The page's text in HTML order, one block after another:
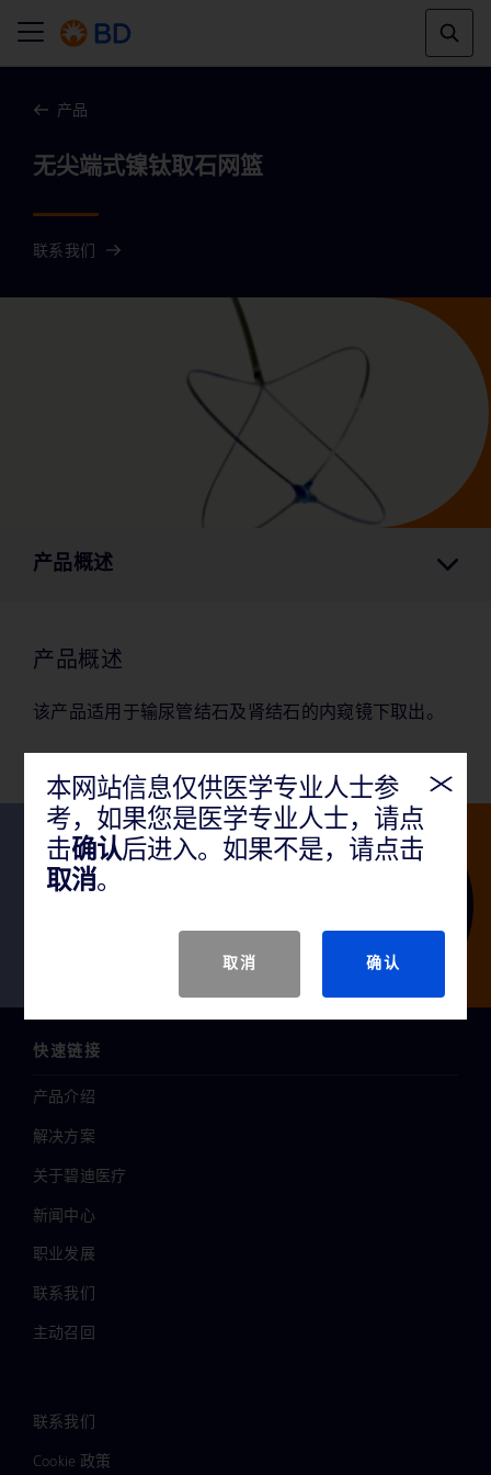
产品
联系我们
产品概述
产品概述
该产品适用于输尿管结石及肾结石的内窥镜下取出。
关注我们
快速链接
产品介绍
解决方案
关于碧迪医疗
新闻中心
职业发展
联系我们
主动召回
联系我们
Cookie 政策
本网站信息仅供医学专业人士参
考，如果您是医学专业人士，请点
击确认后进入。如果不是，请点击
取消。
取消 确认